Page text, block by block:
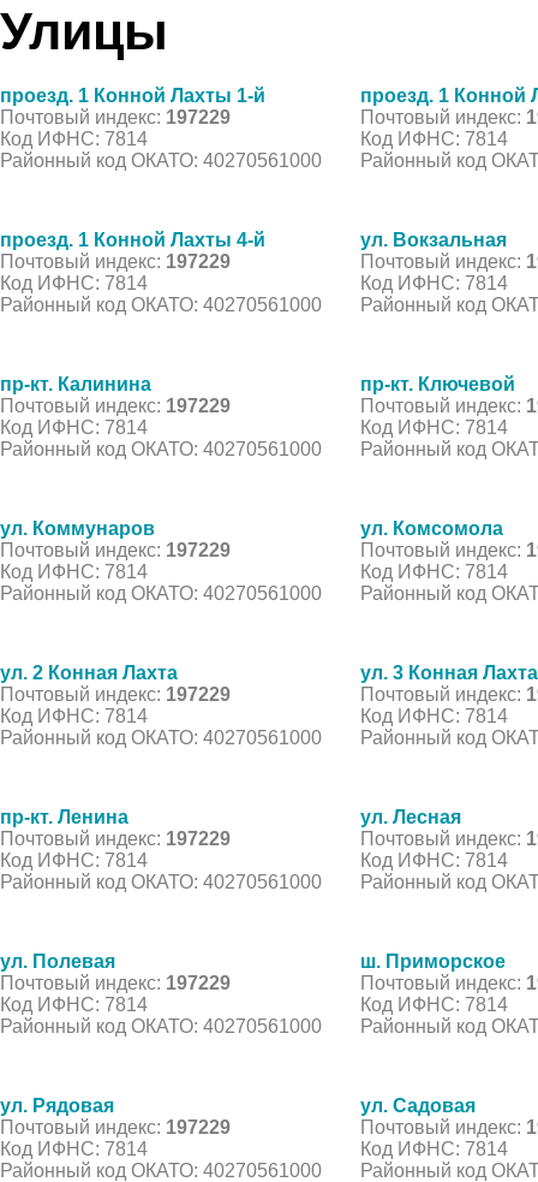
Улицы
проезд. 1 Конной Лахты 1-й
Почтовый индекс: 197229
Код ИФНС: 7814
Районный код ОКАТО: 40270561000
проезд. 1 Конной
Почтовый индекс:
Код ИФНС: 7814
Районный код
проезд. 1 Конной Лахты 4-й
Почтовый индекс: 197229
Код ИФНС: 7814
Районный код ОКАТО: 40270561000
ул. Вокзальная
Почтовый индекс:
Код ИФНС: 7814
Районный код
пр-кт. Калинина
Почтовый индекс: 197229
Код ИФНС: 7814
Районный код ОКАТО: 40270561000
пр-кт. Ключевой
Почтовый индекс:
Код ИФНС: 7814
Районный код
ул. Коммунаров
Почтовый индекс: 197229
Код ИФНС: 7814
Районный код ОКАТО: 40270561000
ул. Комсомола
Почтовый индекс:
Код ИФНС: 7814
Районный код
ул. 2 Конная Лахта
Почтовый индекс: 197229
Код ИФНС: 7814
Районный код ОКАТО: 40270561000
ул. 3 Конная Лахта
Почтовый индекс:
Код ИФНС: 7814
Районный код
пр-кт. Ленина
Почтовый индекс: 197229
Код ИФНС: 7814
Районный код ОКАТО: 40270561000
ул. Лесная
Почтовый индекс:
Код ИФНС: 7814
Районный код
ул. Полевая
Почтовый индекс: 197229
Код ИФНС: 7814
Районный код ОКАТО: 40270561000
ш. Приморское
Почтовый индекс:
Код ИФНС: 7814
Районный код
ул. Рядовая
Почтовый индекс: 197229
Код ИФНС: 7814
Районный код ОКАТО: 40270561000
ул. Садовая
Почтовый индекс:
Код ИФНС: 7814
Районный код